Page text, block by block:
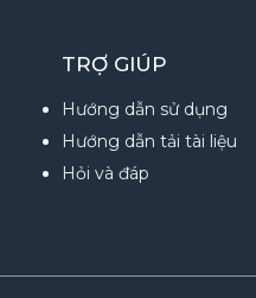
TRỢ GIÚP
Hướng dẫn sử dụng
Hướng dẫn tải tài liệu
Hỏi và đáp